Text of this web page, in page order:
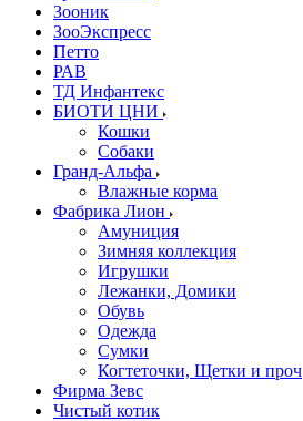
Зооник
ЗооЭкспресс
Петто
РАВ
ТД Инфантекс
БИОТИ ЦНИ
Кошки
Собаки
Гранд-Альфа
Влажные корма
Фабрика Лион
Амуниция
Зимняя коллекция
Игрушки
Лежанки, Домики
Обувь
Одежда
Сумки
Когтеточки, Щетки и проч
Фирма Зевс
Чистый котик